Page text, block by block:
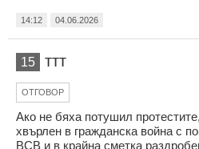
14:12 04.06.2026
15 ттт
ОТГОВОР
Ако не бяха потушил
хвърлен в гражданска война с
ВСВ и в крайна сметка